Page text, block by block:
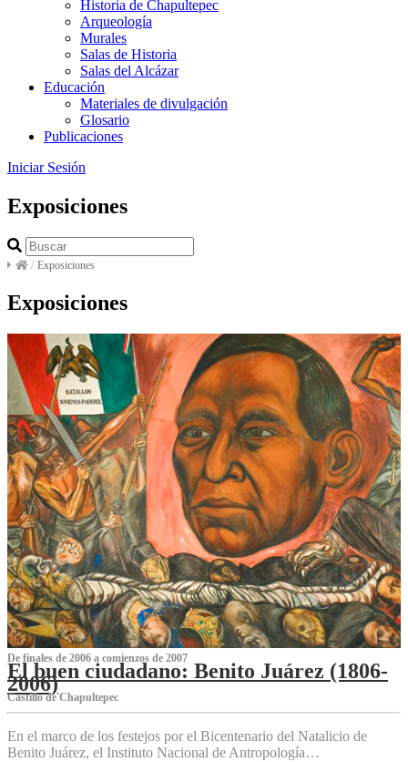
Historia de Chapultepec
Arqueología
Murales
Salas de Historia
Salas del Alcázar
Educación
Materiales de divulgación
Glosario
Publicaciones
Iniciar Sesión
Exposiciones
/ Exposiciones
Exposiciones
De finales de 2006 a comienzos de 2007
El buen ciudadano: Benito Juárez (1806-
2006)
Castillo de Chapultepec
En el marco de los festejos por el Bicentenario del Natalicio de
Benito Juárez, el Instituto Nacional de Antropología…